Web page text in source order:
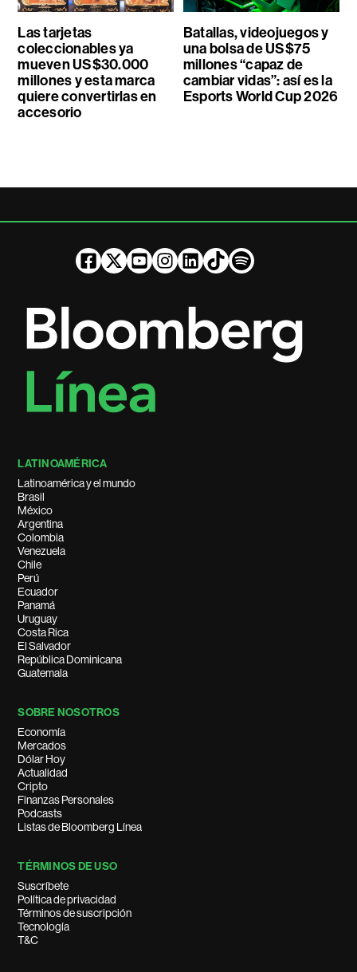
Las tarjetas
coleccionables ya
mueven US$30.000
millones y esta marca
quiere convertirlas en
accesorio
Batallas, videojuegos y
una bolsa de US$75
millones “capaz de
cambiar vidas”: así es la
Esports World Cup 2026
LATINOAMÉRICA
Latinoamérica y el mundo
Brasil
México
Argentina
Colombia
Venezuela
Chile
Perú
Ecuador
Panamá
Uruguay
Costa Rica
El Salvador
República Dominicana
Guatemala
SOBRE NOSOTROS
Economía
Mercados
Dólar Hoy
Actualidad
Cripto
Finanzas Personales
Podcasts
Listas de Bloomberg Línea
TÉRMINOS DE USO
Suscríbete
Política de privacidad
Términos de suscripción
Tecnología
T&C